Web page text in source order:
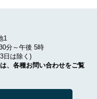
1
分～午後 5時
日は除く)
、各種お問い合わせをご覧